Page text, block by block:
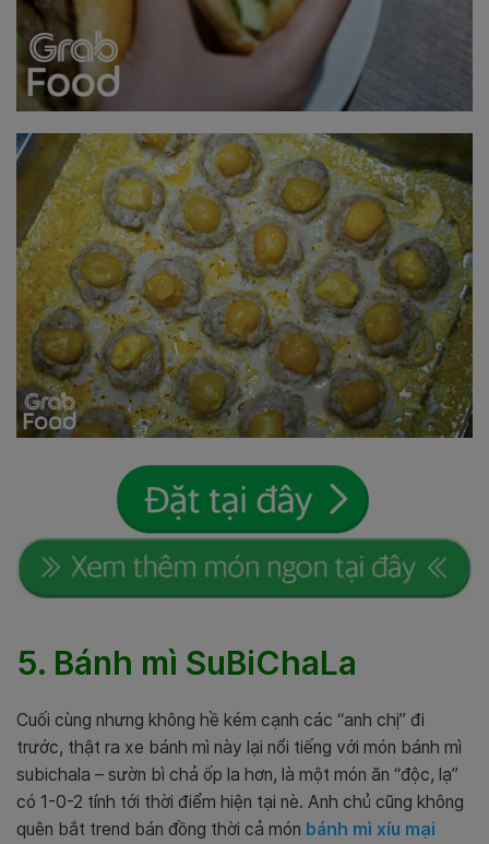
5. Bánh mì SuBiChaLa
Cuối cùng nhưng không hề kém cạnh các “anh chị” đi
trước, thật ra xe bánh mì này lại nổi tiếng với món bánh mì
subichala – sườn bì chả ốp la hơn, là một món ăn “độc, lạ”
có 1-0-2 tính tới thời điểm hiện tại nè. Anh chủ cũng không
quên bắt trend bán đồng thời cả món bánh mì xíu mại